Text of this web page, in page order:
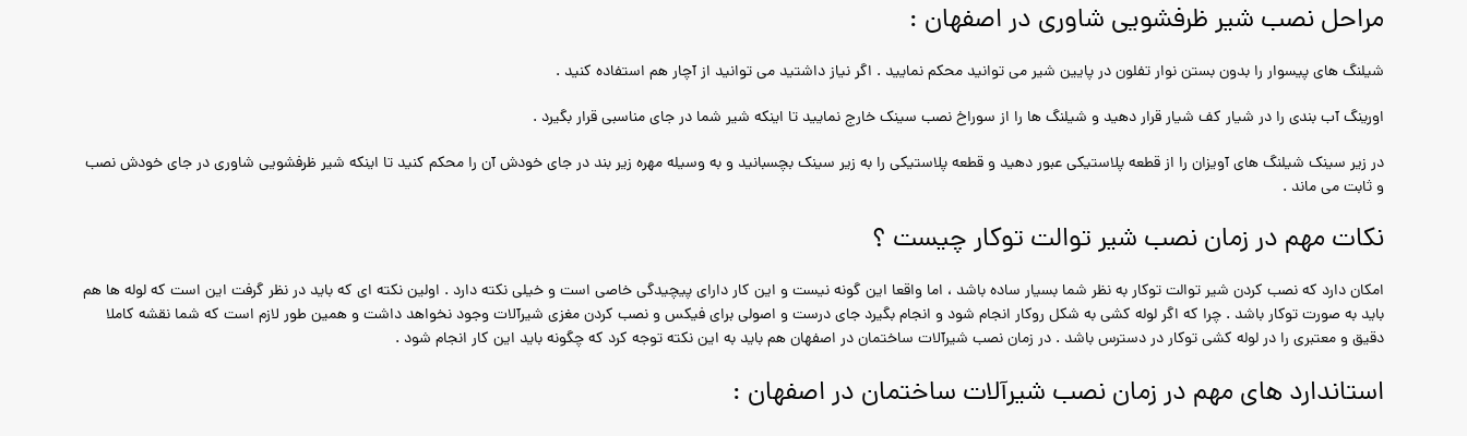
مراحل نصب شیر ظرفشویی شاوری در اصفهان :
شیلنگ های پیسوار را بدون بستن نوار تفلون در پایین شیر می توانید محکم نمایید . اگر نیاز داشتید می توانید از آچار هم استفاده کنید .
اورینگ آب بندی را در شیار کف شیار قرار دهید و شیلنگ ها را از سوراخ نصب سینک خارج نمایید تا اینکه شیر شما در جای مناسبی قرار بگیرد .
در زیر سینک شیلنگ های آویزان را از قطعه پلاستیکی عبور دهید و قطعه پلاستیکی را به زیر سینک بچسبانید و به وسیله مهره زیر بند در جای خودش آن را محکم کنید تا اینکه شیر ظرفشویی شاوری در جای خودش نصب
و ثابت می ماند .
نکات مهم در زمان نصب شیر توالت توکار چیست ؟
امکان دارد که نصب کردن شیر توالت توکار به نظر شما بسیار ساده باشد ، اما واقعا این گونه نیست و این کار دارای پیچیدگی خاصی است و خیلی نکته دارد . اولین نکته ای که باید در نظر گرفت این است که لوله ها هم
باید به صورت توکار باشد . چرا که اگر لوله کشی به شکل روکار انجام شود و انجام بگیرد جای درست و اصولی برای فیکس و نصب کردن مغزی شیرآلات وجود نخواهد داشت و همین طور لازم است که شما نقشه کاملا
دقیق و معتبری را در لوله کشی توکار در دسترس باشد . در زمان نصب شیرآلات ساختمان در اصفهان هم باید به این نکته توجه کرد که چگونه باید این کار انجام شود .
استاندارد های مهم در زمان نصب شیرآلات ساختمان در اصفهان :